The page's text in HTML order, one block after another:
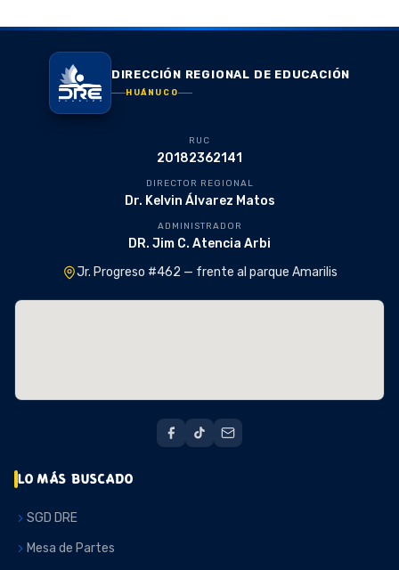
DIRECCIÓN REGIONAL DE EDUCACIÓN
HUÁNUCO
RUC
20182362141
DIRECTOR REGIONAL
Dr. Kelvin Álvarez Matos
ADMINISTRADOR
DR. Jim C. Atencia Arbi
Jr. Progreso #462 — frente al parque Amarilis
LO MÁS BUSCADO
SGD DRE
Mesa de Partes